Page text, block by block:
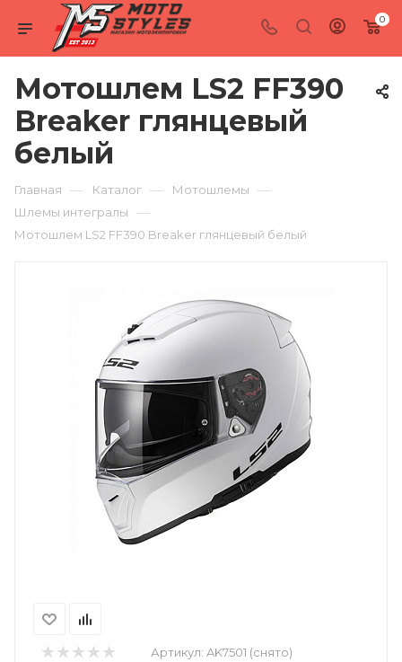
0
Мотошлем LS2 FF390
Breaker глянцевый
белый
Главная — Каталог — Мотошлемы —
Шлемы интегралы —
Мотошлем LS2 FF390 Breaker глянцевый белый
Артикул: AK7501 (снято)